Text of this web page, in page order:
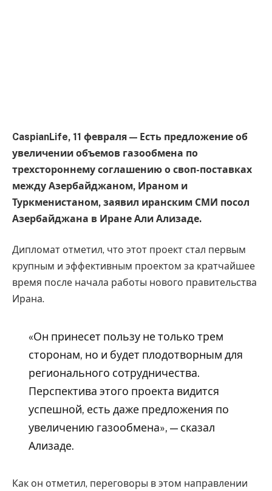
CaspianLife, 11 февраля — Есть предложение об
увеличении объемов газообмена по
трехстороннему соглашению о своп-поставках
между Азербайджаном, Ираном и
Туркменистаном, заявил иранским СМИ посол
Азербайджана в Иране Али Ализаде.
Дипломат отметил, что этот проект стал первым
крупным и эффективным проектом за кратчайшее
время после начала работы нового правительства
Ирана.
«Он принесет пользу не только трем
сторонам, но и будет плодотворным для
регионального сотрудничества.
Перспектива этого проекта видится
успешной, есть даже предложения по
увеличению газообмена», — сказал
Ализаде.
Как он отметил, переговоры в этом направлении